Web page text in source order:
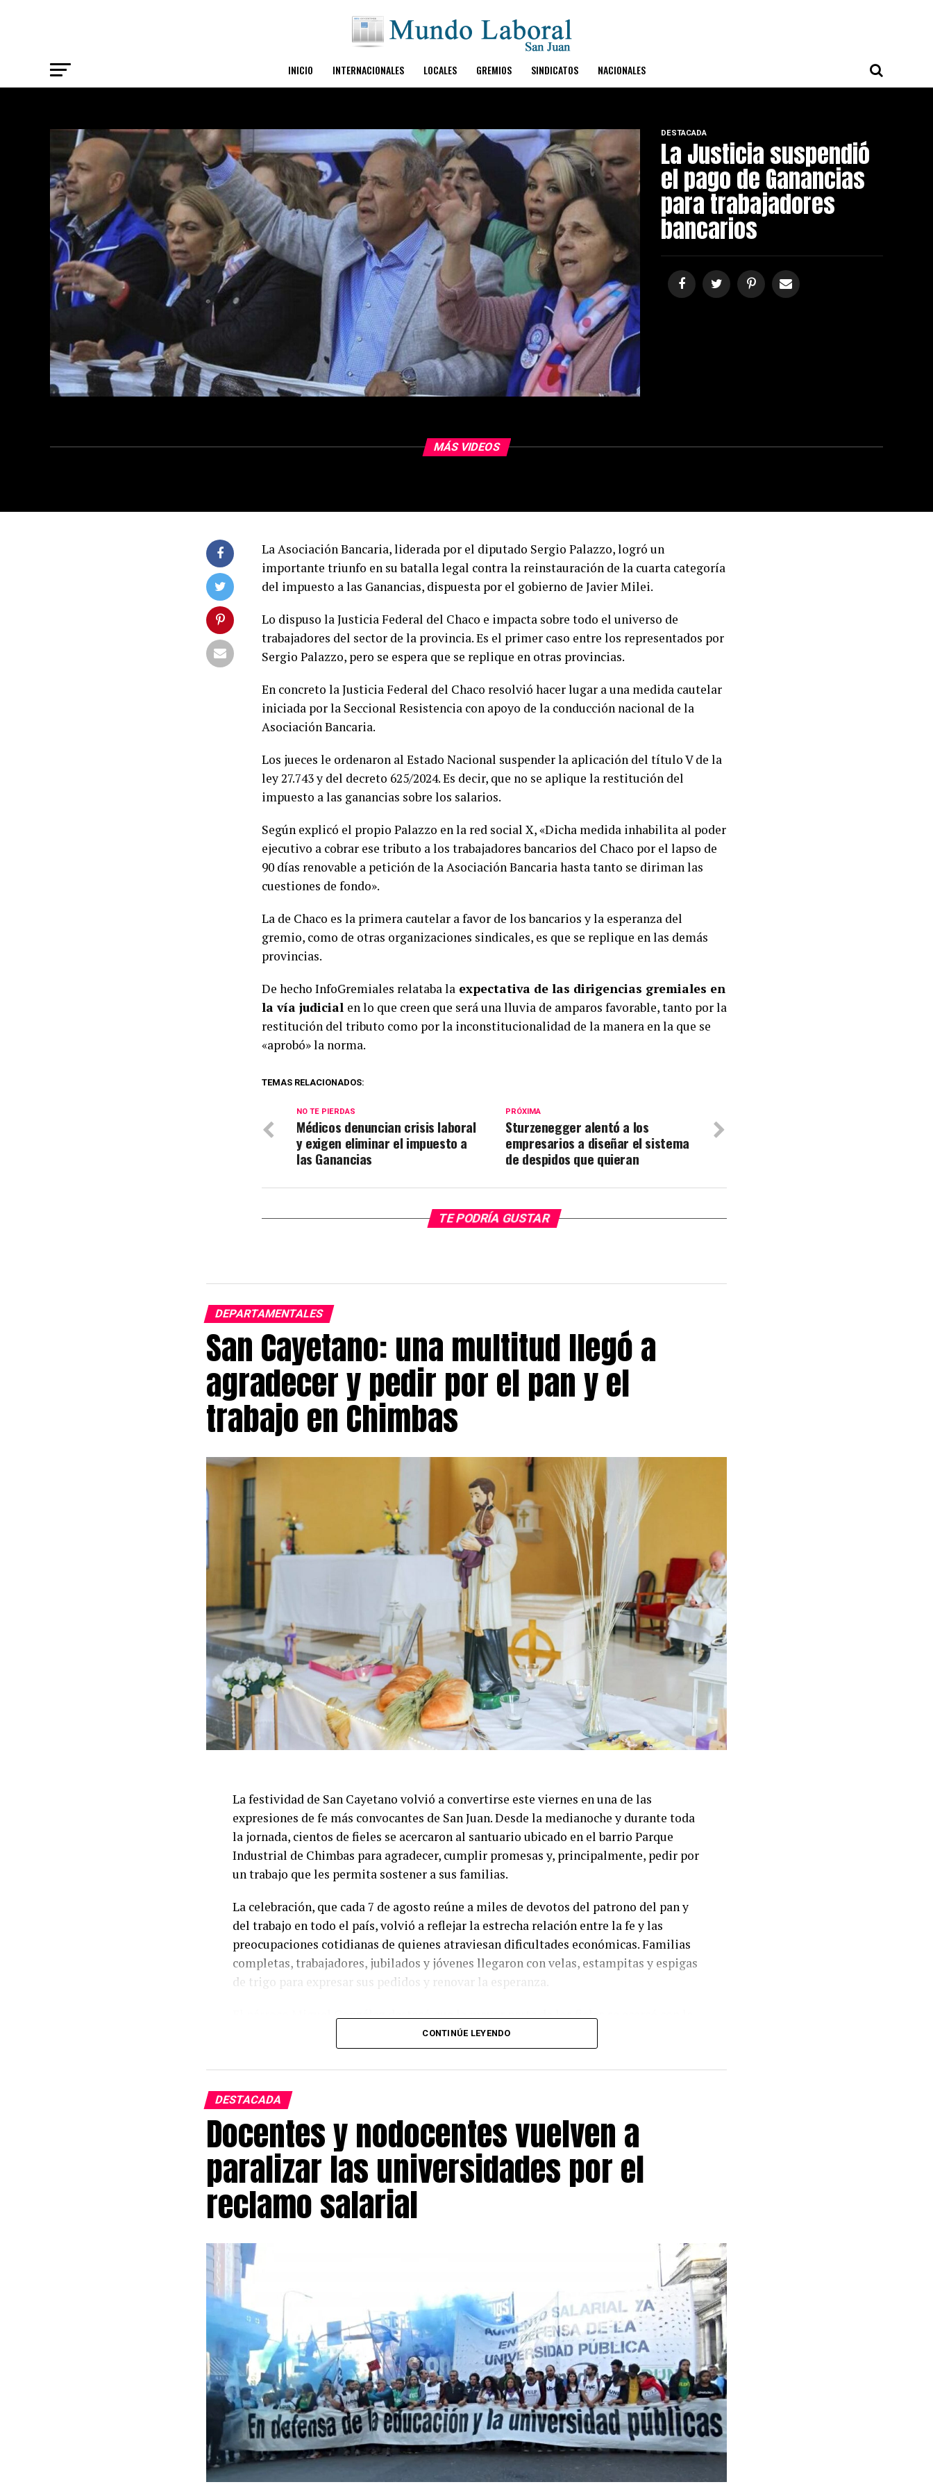
INICIO INTERNACIONALES LOCALES GREMIOS SINDICATOS NACIONALES
DESTACADA
La Justicia suspendió
el pago de Ganancias
para trabajadores
bancarios
MÁS VIDEOS
La Asociación Bancaria, liderada por el diputado Sergio Palazzo, logró un
importante triunfo en su batalla legal contra la reinstauración de la cuarta categoría
del impuesto a las Ganancias, dispuesta por el gobierno de Javier Milei.
Lo dispuso la Justicia Federal del Chaco e impacta sobre todo el universo de
trabajadores del sector de la provincia. Es el primer caso entre los representados por
Sergio Palazzo, pero se espera que se replique en otras provincias.
En concreto la Justicia Federal del Chaco resolvió hacer lugar a una medida cautelar
iniciada por la Seccional Resistencia con apoyo de la conducción nacional de la
Asociación Bancaria.
Los jueces le ordenaron al Estado Nacional suspender la aplicación del título V de la
ley 27.743 y del decreto 625/2024. Es decir, que no se aplique la restitución del
impuesto a las ganancias sobre los salarios.
Según explicó el propio Palazzo en la red social X, «Dicha medida inhabilita al poder
ejecutivo a cobrar ese tributo a los trabajadores bancarios del Chaco por el lapso de
90 días renovable a petición de la Asociación Bancaria hasta tanto se diriman las
cuestiones de fondo».
La de Chaco es la primera cautelar a favor de los bancarios y la esperanza del
gremio, como de otras organizaciones sindicales, es que se replique en las demás
provincias.
De hecho InfoGremiales relataba la expectativa de las dirigencias gremiales en
la vía judicial en lo que creen que será una lluvia de amparos favorable, tanto por la
restitución del tributo como por la inconstitucionalidad de la manera en la que se
«aprobó» la norma.
TEMAS RELACIONADOS:
PRÓXIMA
Sturzenegger alentó a los
empresarios a diseñar el sistema
de despidos que quieran
NO TE PIERDAS
Médicos denuncian crisis laboral
y exigen eliminar el impuesto a
las Ganancias
TE PODRÍA GUSTAR
DEPARTAMENTALES
San Cayetano: una multitud llegó a
agradecer y pedir por el pan y el
trabajo en Chimbas
La festividad de San Cayetano volvió a convertirse este viernes en una de las
expresiones de fe más convocantes de San Juan. Desde la medianoche y durante toda
la jornada, cientos de fieles se acercaron al santuario ubicado en el barrio Parque
Industrial de Chimbas para agradecer, cumplir promesas y, principalmente, pedir por
un trabajo que les permita sostener a sus familias.
La celebración, que cada 7 de agosto reúne a miles de devotos del patrono del pan y
del trabajo en todo el país, volvió a reflejar la estrecha relación entre la fe y las
preocupaciones cotidianas de quienes atraviesan dificultades económicas. Familias
completas, trabajadores, jubilados y jóvenes llegaron con velas, estampitas y espigas
de trigo para expresar sus pedidos y renovar la esperanza.
intención de pedir empleo, aunque también fueron numerosos quienes llegaron para
agradecer por conservar su fuente laboral. «El trabajo dignifica a la persona», expresó
el sacerdote, al remarcar que poder llevar el pan a la mesa representa una de las
mayores bendiciones para cualquier familia.
En ese sentido, sostuvo que quienes cuentan con un empleo valoran especialmente la
CONTINÚE LEYENDO
DESTACADA
Docentes y nodocentes vuelven a
paralizar las universidades por el
reclamo salarial